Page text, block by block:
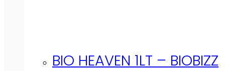
BIO HEAVEN 1LT – BIOBIZZ